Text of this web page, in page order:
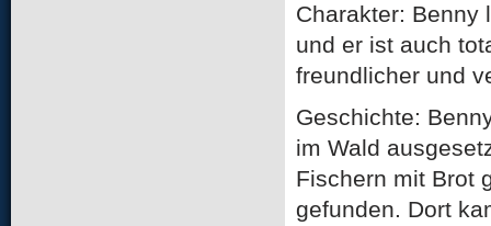
Charakter: Benny
und er ist auch
freundlicher und
Geschichte:
im Wald
Fischern mit Brot
gefunden. Dort